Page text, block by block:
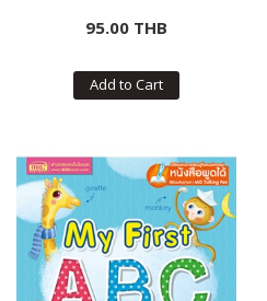
95.00 THB
Add to Cart